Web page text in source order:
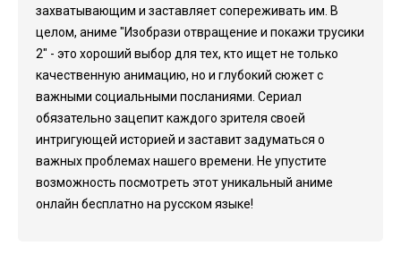
захватывающим и заставляет сопереживать им. В
целом, аниме "Изобрази отвращение и покажи трусики
2" - это хороший выбор для тех, кто ищет не только
качественную анимацию, но и глубокий сюжет с
важными социальными посланиями. Сериал
обязательно зацепит каждого зрителя своей
интригующей историей и заставит задуматься о
важных проблемах нашего времени. Не упустите
возможность посмотреть этот уникальный аниме
онлайн бесплатно на русском языке!